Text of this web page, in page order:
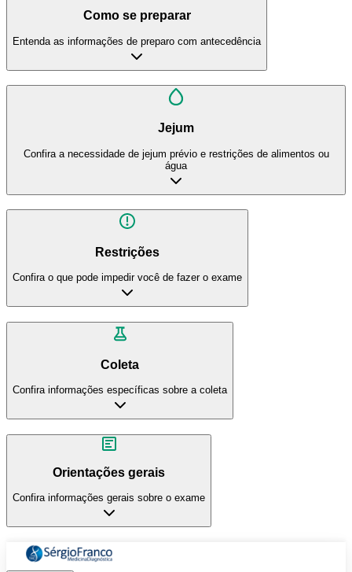
Como se preparar
Entenda as informações de preparo com antecedência
Jejum
Confira a necessidade de jejum prévio e restrições de alimentos ou
água
Restrições
Confira o que pode impedir você de fazer o exame
Coleta
Confira informações específicas sobre a coleta
Orientações gerais
Confira informações gerais sobre o exame